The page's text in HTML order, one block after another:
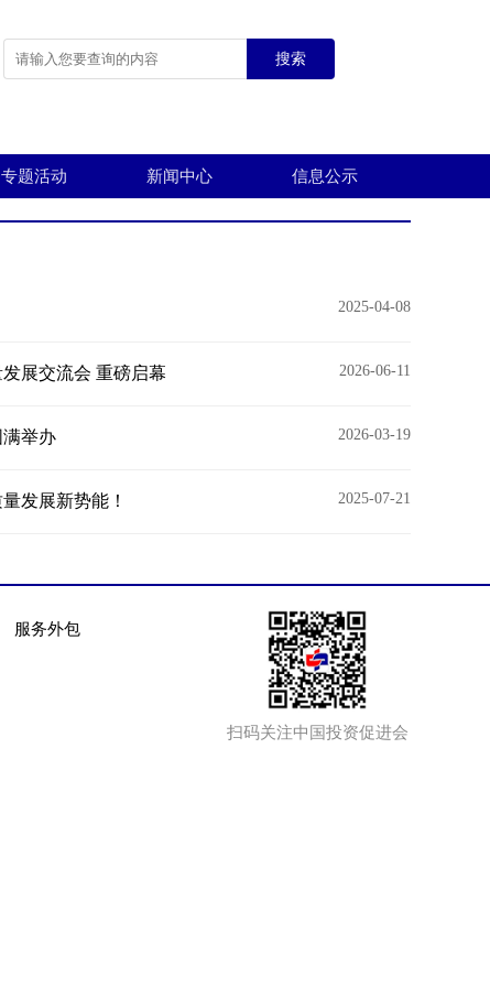
搜索
专题活动 新闻中心 信息公示
2025-04-08
展交流会 重磅启幕 2026-06-11
满举办 2026-03-19
发展新势能！ 2025-07-21
服务外包
扫码关注中国投资促进会